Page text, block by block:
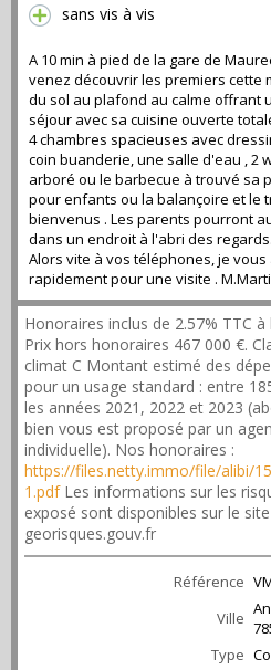
sans vis à vis
A 10 min à pied de la gare de
venez découvrir les premiers cette
du sol au plafond au calme offrant
séjour avec sa cuisine ouverte
4 chambres spacieuses avec
coin buanderie, une salle d'eau , 2
arboré ou le barbecue à trouvé sa
pour enfants ou la balançoire et le
bienvenus . Les parents pourront
dans un endroit à l'abri des
Alors vite à vos téléphones, je
rapidement pour une visite .
Honoraires inclus de 2.57% TTC
Prix hors honoraires 467 000 €.
climat C Montant estimé des
pour un usage standard : entre
les années 2021, 2022 et 2023
bien vous est proposé par un
individuelle). Nos honoraires :
https://files.netty.immo/file/alibi/
1.pdfLes informations sur les
exposé sont disponibles sur le
georisques.gouv.fr
Référence
Ville
Type